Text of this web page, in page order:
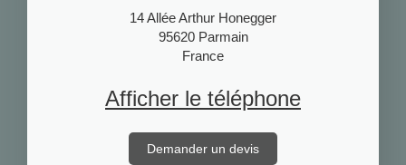
14 Allée Arthur Honegger
95620 Parmain
France
Afficher le téléphone
Demander un devis